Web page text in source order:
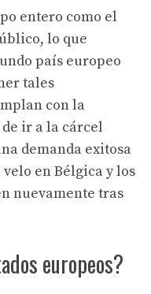
entero como el
lo que
país europeo
tales
con la
ir a la cárcel
demanda exitosa
en Bélgica y los
nuevamente tras
europeos?